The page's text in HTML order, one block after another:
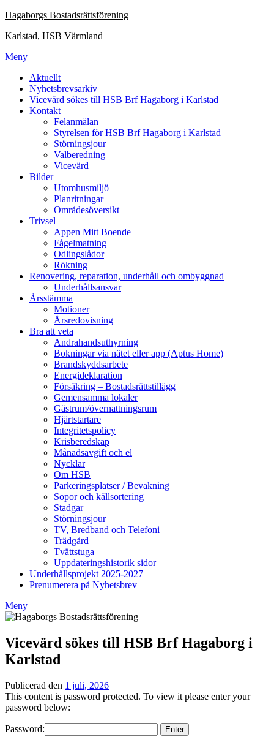
Hoppa
innehåll
Hagaborgs Bostadsrättsförening
Karlstad, HSB Värmland
Meny
Aktuellt
Nyhetsbrevsarkiv
Vicevärd sökes till HSB Brf Hagaborg i Karlstad
Kontakt
Felanmälan
Styrelsen för HSB Brf Hagaborg i Karlstad
Störningsjour
Valberedning
Vicevärd
Bilder
Utomhusmiljö
Planritningar
Områdesöversikt
Trivsel
Appen Mitt Boende
Fågelmatning
Odlingslådor
Rökning
Renovering, reparation, underhåll och ombyggnad
Underhållsansvar
Årsstämma
Motioner
Årsredovisning
Bra att veta
Andrahandsuthyrning
Bokningar via nätet eller app (Aptus Home)
Brandskyddsarbete
Energideklaration
Försäkring – Bostadsrättstillägg
Gemensamma lokaler
Gästrum/övernattningsrum
Hjärtstartare
Integritetspolicy
Krisberedskap
Månadsavgift och el
Nycklar
Om HSB
Parkeringsplatser / Bevakning
Sopor och källsortering
Stadgar
Störningsjour
TV, Bredband och Telefoni
Trädgård
Tvättstuga
Uppdateringshistorik sidor
Underhållsprojekt 2025-2027
Prenumerera på Nyhetsbrev
Meny
Vicevärd sökes till HSB Brf Hagaborg i
Karlstad
Publicerad den 1 juli, 2026
Styrelsen
This content is password protected. To view it please enter your
password below:
Password: